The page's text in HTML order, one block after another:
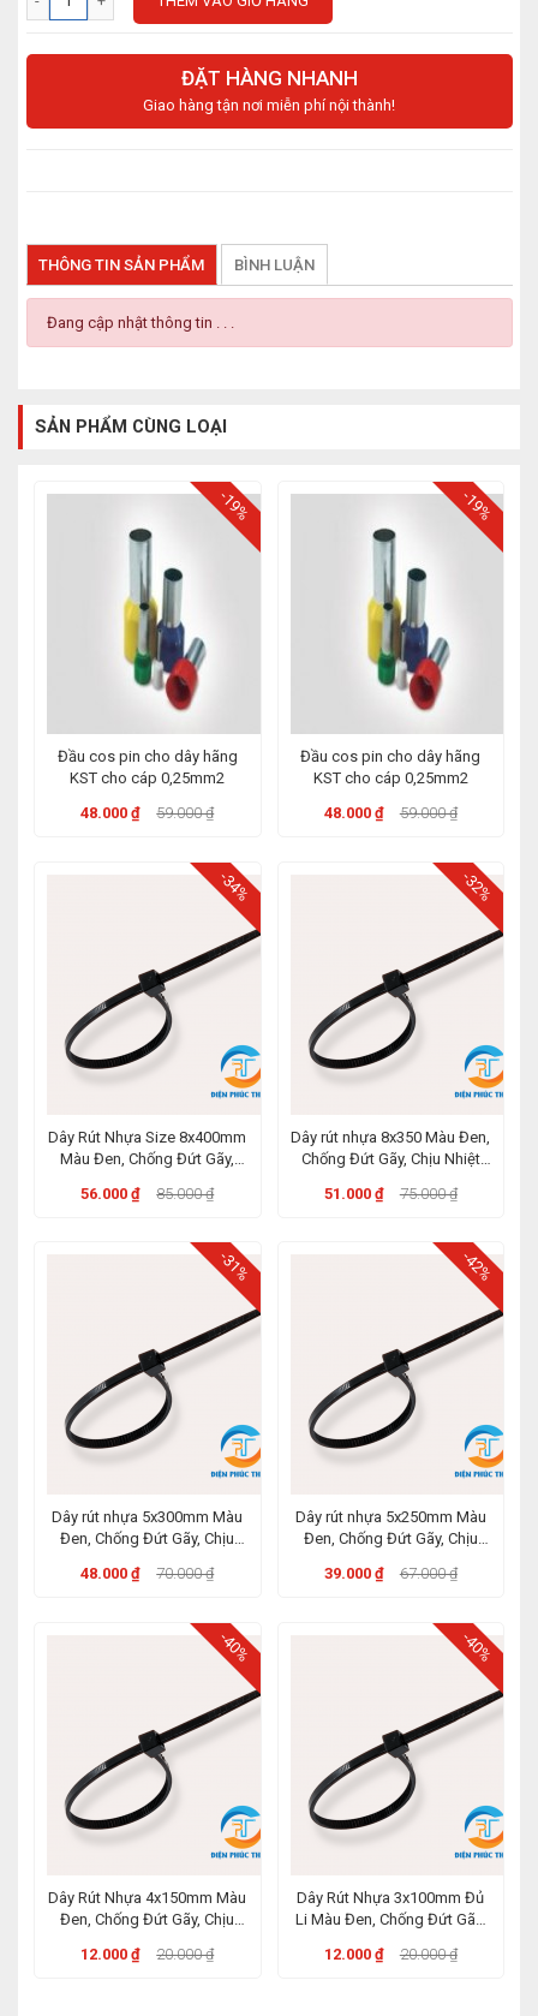
ĐẶT HÀNG NHANH
Giao hàng tận nơi miễn phí nội thành!
THÔNG TIN SẢN PHẨM BÌNH LUẬN
Đang cập nhật thông tin . . .
SẢN PHẨM CÙNG LOẠI
-19%
Đầu cos pin cho dây hãng
KST cho cáp 0,25mm2
48.000 ₫
59.000 ₫
-19%
Đầu cos pin cho dây hãng
KST cho cáp 0,25mm2
48.000 ₫
59.000 ₫
-34%
Dây Rút Nhựa Size 8x400mm
Màu Đen, Chống Đứt Gãy,
56.000 ₫ 85.000 ₫
-32%
Dây rút nhựa 8x350 Màu Đen,
Chống Đứt Gãy, Chịu Nhiệt
51.000 ₫ 75.000 ₫
-31%
Dây rút nhựa 5x300mm Màu
Đen, Chống Đứt Gãy, Chịu
48.000 ₫ 70.000 ₫
-42%
Dây rút nhựa 5x250mm Màu
Đen, Chống Đứt Gãy, Chịu
39.000 ₫ 67.000 ₫
-40%
Dây Rút Nhựa 4x150mm Màu
Đen, Chống Đứt Gãy, Chịu
12.000 ₫ 20.000 ₫
-40%
Dây Rút Nhựa 3x100mm Đủ
Li Màu Đen, Chống Đứt Gãy,
12.000 ₫ 20.000 ₫